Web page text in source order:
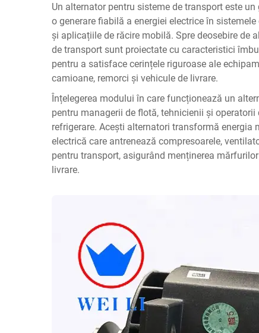
Un alternator pentru sisteme de transport este
o generare fiabilă a energiei electrice în
și aplicațiile de răcire mobilă. Spre deosebire de
de transport sunt proiectate cu caracteristici
pentru a satisface cerințele riguroase ale
camioane, remorci și vehicule de livrare.
Înțelegerea modului în care funcționează un
pentru managerii de flotă, tehnicienii și
refrigerare. Acești alternatori transformă
electrică care antrenează compresoarele,
pentru transport, asigurând menținerea
livrare.